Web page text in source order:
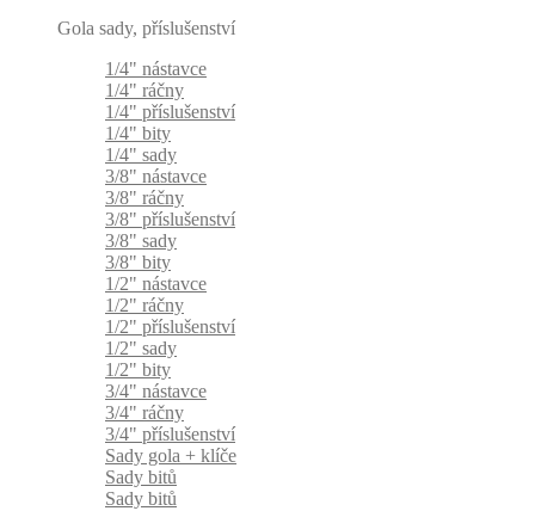
Gola sady, příslušenství
1/4" nástavce
1/4" ráčny
1/4" příslušenství
1/4" bity
1/4" sady
3/8" nástavce
3/8" ráčny
3/8" příslušenství
3/8" sady
3/8" bity
1/2" nástavce
1/2" ráčny
1/2" příslušenství
1/2" sady
1/2" bity
3/4" nástavce
3/4" ráčny
3/4" příslušenství
Sady gola + klíče
Sady bitů
Sady bitů